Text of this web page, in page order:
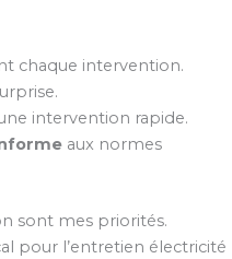
chaque intervention.
intervention rapide.
aux normes
sont mes priorités.
pour l’entretien électricité